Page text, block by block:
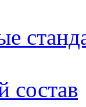
состав